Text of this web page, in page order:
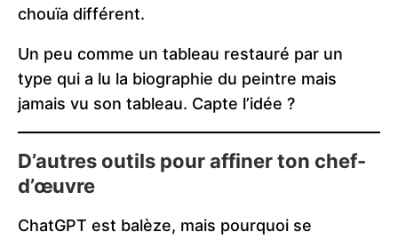
chouïa différent.
Un peu comme un tableau restauré par un
type qui a lu la biographie du peintre mais
jamais vu son tableau. Capte l’idée ?
D’autres outils pour affiner ton chef-
d’œuvre
ChatGPT est balèze, mais pourquoi se